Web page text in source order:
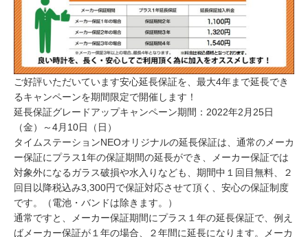
ご好評いただいています安心延長保証を、最大4年まで延長でき
るキャンペーンを期間限定で開催します！
延長保証グレードアップキャンペーン期間：2022年2月25日
（金）～4月10日（日）
タイムステーションNEOオリジナルの延長保証は、通常のメーカ
ー保証にプラス1年の保証期間の延長ができ、メーカー保証では
対象外になるガラス破損や水入りなども、期間中１回目無料、２
回目以降税込み3,300円で保証対応させて頂く、安心の保証制度
です。（電池・バンドは除きます。）
通常ですと、メーカー保証期間にプラス１年の延長保証で、例え
ばメーカー保証が１年の場合、２年間に延長になります。メーカ